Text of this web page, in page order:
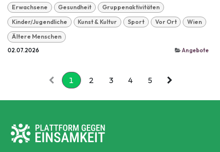
Erwachsene Gesundheit Gruppenaktivitäten
Kinder/Jugendliche Kunst & Kultur Sport Vor Ort Wien
Ältere Menschen
02.07.2026 Angebote
1 2 3 4 5